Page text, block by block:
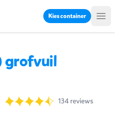
Kies container
grofvuil
Reviews
134 reviews